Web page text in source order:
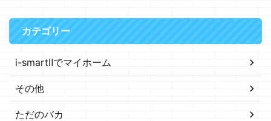
カテゴリー
i-smartⅡでマイホーム
その他
ただのバカ